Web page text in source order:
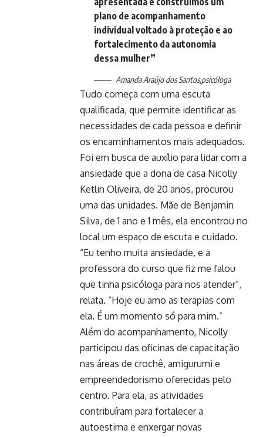
plano de acompanhamento
individual voltado à proteção e ao
fortalecimento da autonomia
dessa mulher”
Amanda Araújo dos Santos,psicóloga
Tudo começa com uma escuta
qualificada, que permite identificar as
necessidades de cada pessoa e definir
os encaminhamentos mais adequados.
Foi em busca de auxílio para lidar com a
ansiedade que a dona de casa Nicolly
Ketlin Oliveira, de 20 anos, procurou
uma das unidades. Mãe de Benjamin
Silva, de 1 ano e 1 mês, ela encontrou no
local um espaço de escuta e cuidado.
“Eu tenho muita ansiedade, e a
professora do curso que fiz me falou
que tinha psicóloga para nos atender”,
relata. “Hoje eu amo as terapias com
ela. É um momento só para mim.”
Além do acompanhamento, Nicolly
participou das oficinas de capacitação
nas áreas de crochê, amigurumi e
empreendedorismo oferecidas pelo
centro. Para ela, as atividades
contribuíram para fortalecer a
autoestima e enxergar novas